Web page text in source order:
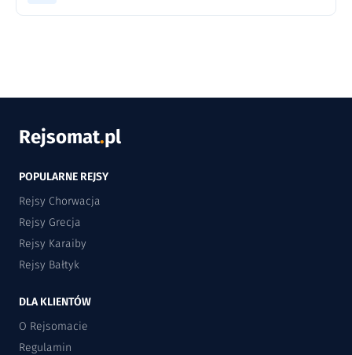
Rejsomat.pl
POPULARNE REJSY
Rejsy Chorwacja
Rejsy Grecja
Rejsy Karaiby
Rejsy Bałtyk
DLA KLIENTÓW
O Rejsomacie
Regulamin